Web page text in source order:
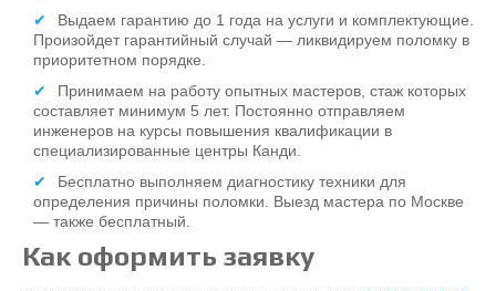
Выдаем гарантию до 1 года на услуги и комплектующие.
Произойдет гарантийный случай ― ликвидируем поломку в
приоритетном порядке.
Принимаем на работу опытных мастеров, стаж которых
составляет минимум 5 лет. Постоянно отправляем
инженеров на курсы повышения квалификации в
специализированные центры Канди.
Бесплатно выполняем диагностику техники для
определения причины поломки. Выезд мастера по Москве
― также бесплатный.
Как оформить заявку